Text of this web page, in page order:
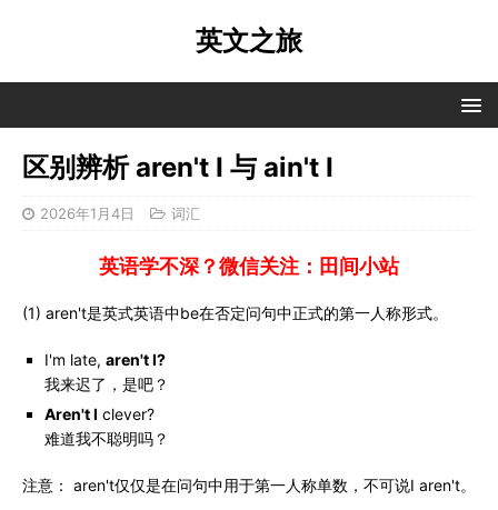
英文之旅
区别辨析 aren't I 与 ain't I
2026年1月4日 词汇
英语学不深？微信关注：田间小站
(1) aren't是英式英语中be在否定问句中正式的第一人称形式。
I'm late, aren't I?
我来迟了，是吧？
Aren't I clever?
难道我不聪明吗？
注意： aren't仅仅是在问句中用于第一人称单数，不可说I aren't。